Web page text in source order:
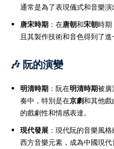
通常是為了表現儀式和音樂演
唐宋時期 ：在唐朝和宋朝時期
且其製作技術和音色得到了進
🎶 阮的演變
明清時期 ：阮在明清時期被廣
奏中，特別是在京劇和其他戲
的戲劇性和情感表達。
現代發展 ：現代阮的音樂風
西方音樂元素，成為中國現